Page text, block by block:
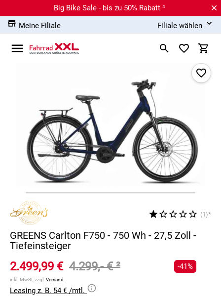
Big Bike Sale - bis zu 50% Rabatt ⁴
Meine Filiale
Filiale wählen
(1)*
GREENS Carlton F750 - 750 Wh - 27,5 Zoll -
Tiefeinsteiger
2.499,99 € 4.299,- €²
inkl. MwSt, zzgl. Versand
-41%
Leasing z. B. 54 € /mtl.